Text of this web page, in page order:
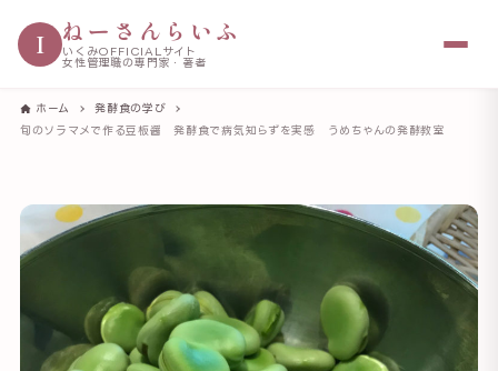
I ねーさんらいふ
いくみOFFICIALサイト
女性管理職の専門家・著者
ホーム
発酵食の学び
旬のソラマメで作る豆板醤 発酵食で病気知らずを実感 うめちゃんの発酵教室